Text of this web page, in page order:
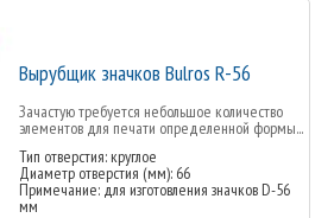
Вырубщик значков Bulros R-56
Зачастую требуется небольшое количество
элементов для печати определенной формы...
Тип отверстия: круглое
Диаметр отверстия (мм): 66
Примечание: для изготовления значков D-56
мм